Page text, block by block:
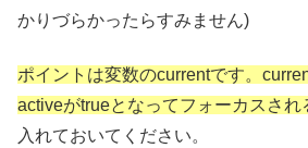
かりづらかったらすみません)
ポイントは変数のcurrentです。
activeがtrueとなってフォーカスされ
入れておいてください。